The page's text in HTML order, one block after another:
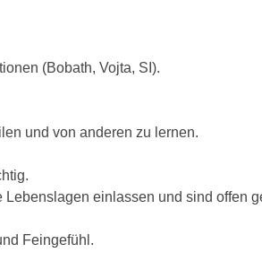
(Bobath, Vojta, SI).
und von anderen zu lernen.
einlassen und sind offen
Feingefühl.